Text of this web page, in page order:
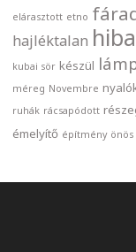
elárasztott etno
hajléktalan hiba
kubai sör készül
méreg Novembre
ruhák rácsapódott
émelyítő építmény